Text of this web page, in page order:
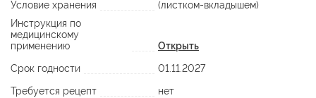
Условие хранения
(листком-вкладышем)
Инструкция по
медицинскому
применению
Открыть
Срок годности
01.11.2027
Требуется рецепт
нет